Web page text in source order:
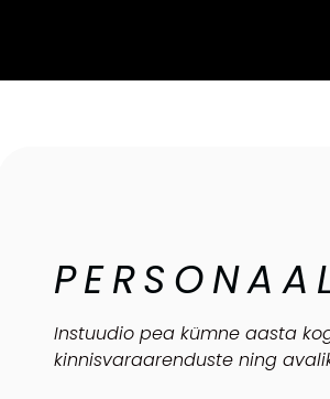
Instuudio pea kümne aasta
kinnisvaraarenduste ning